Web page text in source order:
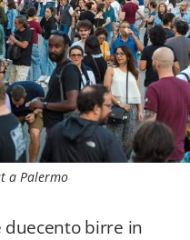
a Palermo
birre in